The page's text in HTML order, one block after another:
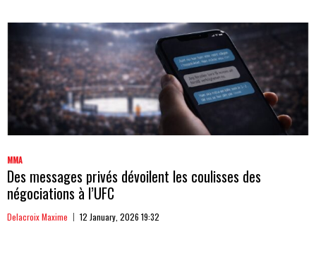
MMA
Des messages privés dévoilent les coulisses des
négociations à l’UFC
Delacroix Maxime 12 January, 2026 19:32